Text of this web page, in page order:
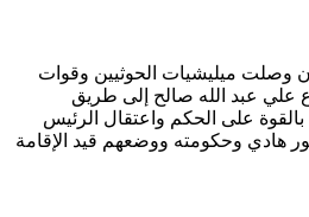
وصلت ميليشيات الحوثيين وقوات
علي عبد الله صالح إلى طريق
بالقوة على الحكم واعتقال الرئيس
هادي وحكومته ووضعهم قيد الإقامة